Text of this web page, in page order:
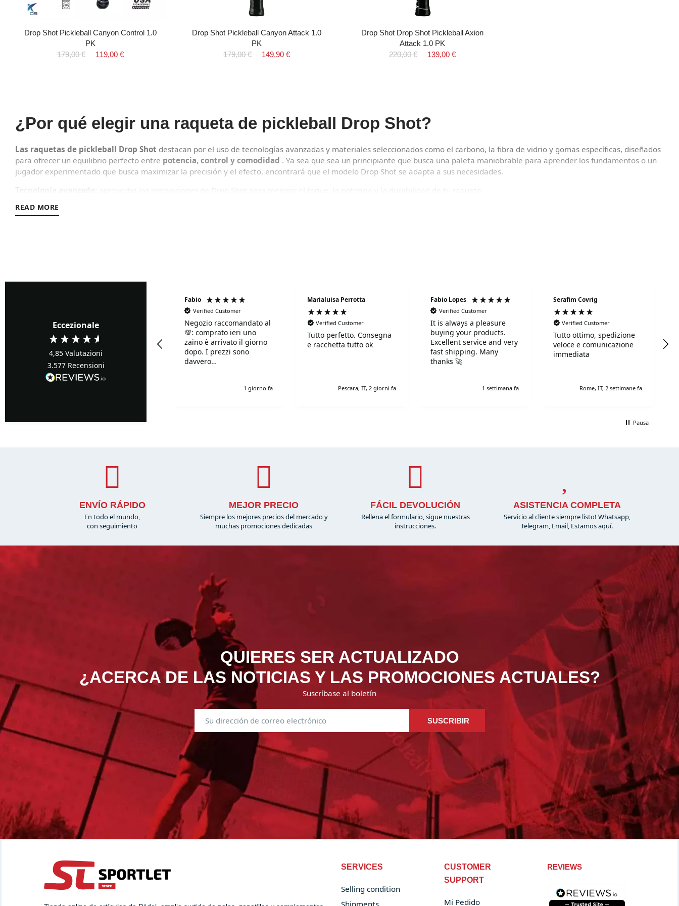
Drop Shot Pickleball Canyon Control 1.0
PK
179,00 €
119,00 €
Drop Shot Pickleball Canyon Attack 1.0
PK
179,00 €
149,90 €
Drop Shot Drop Shot Pickleball Axion
Attack 1.0 PK
220,00 €
139,00 €
¿Por qué elegir una raqueta de pickleball Drop Shot?
Las raquetas de pickleball Drop Shot destacan por el uso de tecnologías avanzadas y materiales seleccionados como el carbono, la fibra de vidrio y gomas específicas, diseñados
para ofrecer un equilibrio perfecto entre potencia, control y comodidad . Ya sea que sea un principiante que busca una paleta maniobrable para aprender los fundamentos o un
jugador experimentado que busca maximizar la precisión y el efecto, encontrará que el modelo Drop Shot se adapta a sus necesidades.
Materiales de calidad:
READ MORE
Eccezionale
4,85 Valutazioni
3.577 Recensioni
Verified Customer
Precisi ...buoni prezzi
Fabio
Verified Customer
Negozio raccomandato al
💯: comprato ieri uno
zaino è arrivato il giorno
dopo. I prezzi sono
davvero
disponibilissimi. Grazie
1 giorno fa
Marialuisa Perrotta
Verified Customer
Tutto perfetto. Consegna
e racchetta tutto ok
Pescara, IT, 2 giorni fa
Fabio Lopes
Verified Customer
It is always a pleasure
buying your products.
Excellent service and very
fast shipping. Many
thanks 🚀
1 settimana fa
Serafim Covrig
Verified Customer
Tutto ottimo, spedizione
veloce e comunicazione
immediata
Rome, IT, 2 settimane fa
Pausa
ENVÍO RÁPIDO
En todo el mundo,
con seguimiento
MEJOR PRECIO
Siempre los mejores precios del mercado y
muchas promociones dedicadas
FÁCIL DEVOLUCIÓN
Rellena el formulario, sigue nuestras
instrucciones.
ASISTENCIA COMPLETA
Servicio al cliente siempre listo! Whatsapp,
Telegram, Email, Estamos aquí.
QUIERES SER ACTUALIZADO
¿ACERCA DE LAS NOTICIAS Y LAS PROMOCIONES ACTUALES?
Suscríbase al boletín
SUSCRIBIR
SERVICES
Selling condition
Shipments
CUSTOMER
SUPPORT
Mi Pedido
REVIEWS